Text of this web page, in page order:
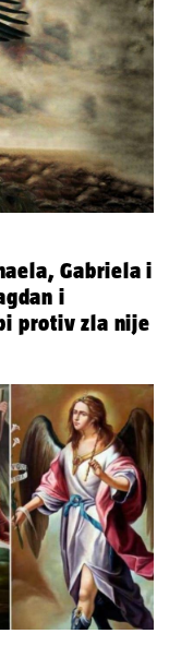
Gabriela i
i
protiv zla nije